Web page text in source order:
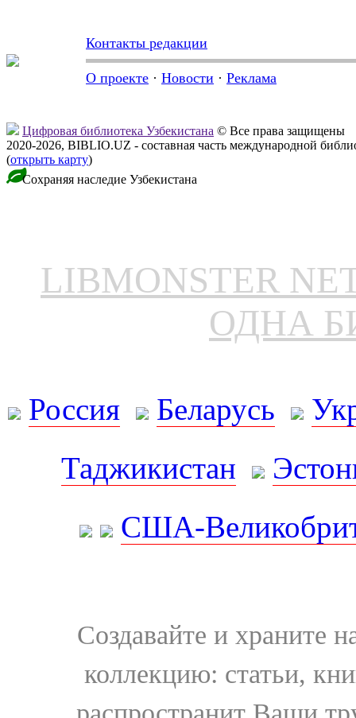
Контакты редакции
О проекте · Новости · Реклама
Цифровая библиотека Узбекистана © Все права защищены
2020-2026, BIBLIO.UZ - составная часть международной
(открыть карту)
Сохраняя наследие Узбекистана
LIBMONSTER
ОДНА
Россия Беларусь
Таджикистан
США-
Создавайте и храните
коллекцию: статьи,